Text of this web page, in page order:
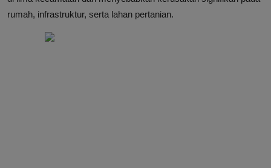
rumah, infrastruktur, serta lahan pertanian.